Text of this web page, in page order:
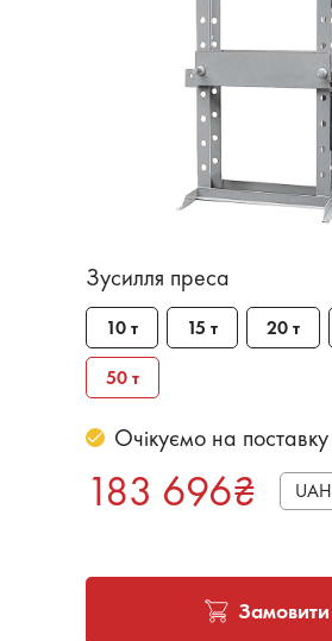
Зусилля преса
10 т 15 т 20 т
50 т
Очікуємо на поставку
183 696₴ UAH
Замовити